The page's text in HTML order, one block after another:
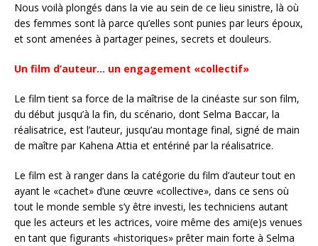
Nous voilà plongés dans la vie au sein de ce lieu sinistre, là où
des femmes sont là parce qu’elles sont punies par leurs époux,
et sont amenées à partager peines, secrets et douleurs.
Un film d’auteur… un engagement «collectif»
Le film tient sa force de la maîtrise de la cinéaste sur son film,
du début jusqu’à la fin, du scénario, dont Selma Baccar, la
réalisatrice, est l’auteur, jusqu’au montage final, signé de main
de maître par Kahena Attia et entériné par la réalisatrice.
Le film est à ranger dans la catégorie du film d’auteur tout en
ayant le «cachet» d’une œuvre «collective», dans ce sens où
tout le monde semble s’y être investi, les techniciens autant
que les acteurs et les actrices, voire même des ami(e)s venues
en tant que figurants «historiques» prêter main forte à Selma